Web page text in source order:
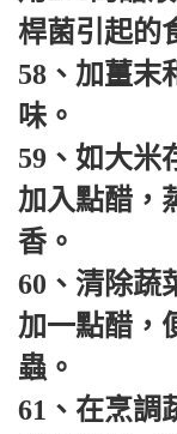
桿菌引起的
58、加薑末
味。
59、如大米
加入點醋，
香。
60、清除蔬
加一點醋，
蟲。
61、在烹調